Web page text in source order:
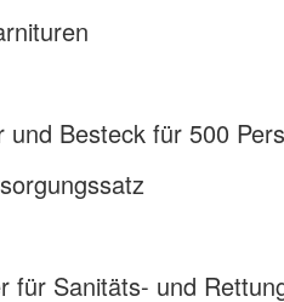
und Besteck für 500
für Sanitäts- und